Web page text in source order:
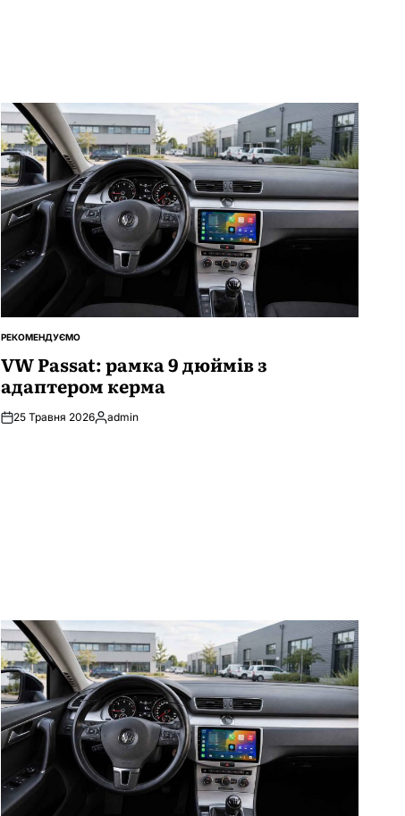
ОПУБЛІКУВАТИ
РЕКОМЕНДУЄМО
VW Passat: рамка 9 дюймів з
адаптером керма
25 Травня 2026Опубліковано
admin